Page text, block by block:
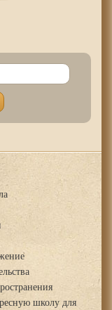
школу для